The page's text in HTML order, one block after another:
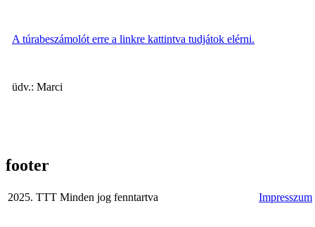
A túrabeszámolót erre a linkre kattintva tudjátok elérni.
üdv.: Marci
footer
2025. TTT Minden jog fenntartva Impresszum